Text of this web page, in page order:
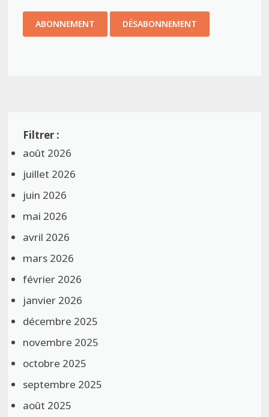
août 2026
juillet 2026
juin 2026
mai 2026
avril 2026
mars 2026
février 2026
janvier 2026
décembre 2025
novembre 2025
octobre 2025
septembre 2025
août 2025